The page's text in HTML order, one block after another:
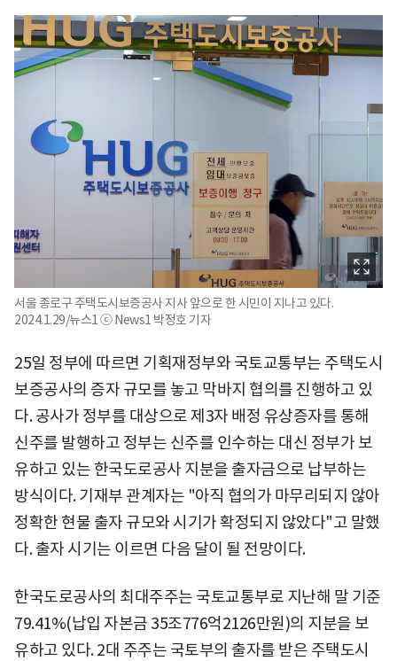
서울 종로구 주택도시보증공사 지사 앞으로 한 시민이 지나고 있다.
2024.1.29/뉴스1 ⓒ News1 박정호 기자
25일 정부에 따르면 기획재정부와 국토교통부는 주택도시
보증공사의 증자 규모를 놓고 막바지 협의를 진행하고 있
다. 공사가 정부를 대상으로 제3자 배정 유상증자를 통해
신주를 발행하고 정부는 신주를 인수하는 대신 정부가 보
유하고 있는 한국도로공사 지분을 출자금으로 납부하는
방식이다. 기재부 관계자는 "아직 협의가 마무리되지 않아
정확한 현물 출자 규모와 시기가 확정되지 않았다"고 말했
다. 출자 시기는 이르면 다음 달이 될 전망이다.
한국도로공사의 최대주주는 국토교통부로 지난해 말 기준
79.41%(납입 자본금 35조776억2126만원)의 지분을 보
유하고 있다. 2대 주주는 국토부의 출자를 받은 주택도시